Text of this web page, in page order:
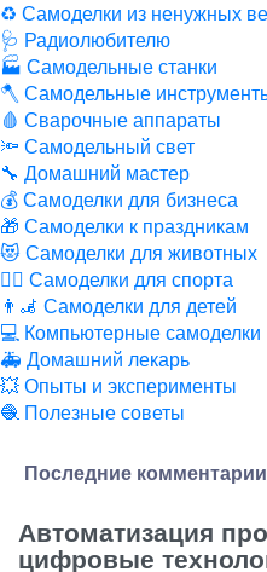
♻ Самоделки из ненужных
🩺 Радиолюбителю
🏭 Самодельные станки
🪓 Самодельные
🩸 Сварочные аппараты
🔦 Самодельный свет
🔧 Домашний мастер
💰 Самоделки для бизнеса
🎁 Самоделки к праздникам
😻 Самоделки для животных
🏋️‍♀️ Самоделки для спорта
👨‍🦼 Самоделки для детей
💻 Компьютерные самоделки
🚑 Домашний лекарь
💥 Опыты и эксперименты
🧶 Полезные советы
Последние комментарии
Автоматизация
цифровые